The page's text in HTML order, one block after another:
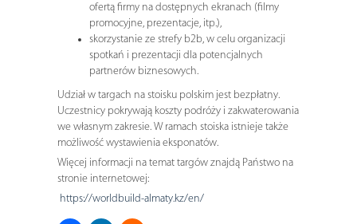
ofertą firmy na dostępnych ekranach (filmy
promocyjne, prezentacje, itp.),
skorzystanie ze strefy b2b, w celu organizacji
spotkań i prezentacji dla potencjalnych
partnerów biznesowych.
Udział w targach na stoisku polskim jest bezpłatny.
Uczestnicy pokrywają koszty podróży i zakwaterowania
we własnym zakresie. W ramach stoiska istnieje także
możliwość wystawienia eksponatów.
Więcej informacji na temat targów znajdą Państwo na
stronie internetowej:
https://worldbuild-almaty.kz/en/